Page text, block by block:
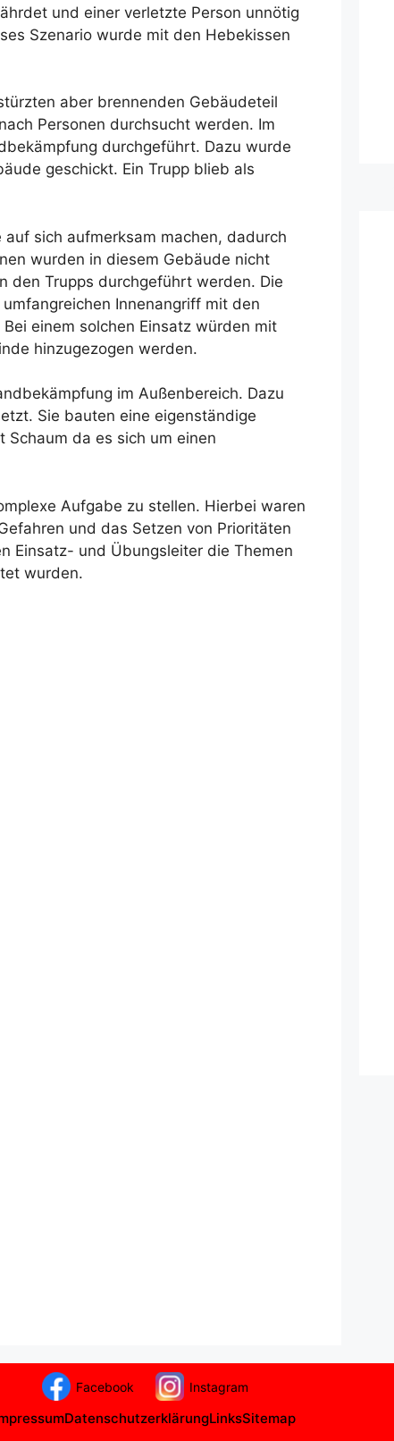
und einer verletzte Person unnötig
Szenario wurde mit den Hebekissen
aber brennenden Gebäudeteil
Personen durchsucht werden. Im
durchgeführt. Dazu wurde
geschickt. Ein Trupp blieb als
sich aufmerksam machen, dadurch
wurden in diesem Gebäude nicht
den Trupps durchgeführt werden. Die
Innenangriff mit den
einem solchen Einsatz würden mit
hinzugezogen werden.
im Außenbereich. Dazu
Sie bauten eine eigenständige
Schaum da es sich um einen
Aufgabe zu stellen. Hierbei waren
und das Setzen von Prioritäten
Einsatz- und Übungsleiter die Themen
wurden.
Facebook Instagram
DatenschutzerklärungLinksSitemap